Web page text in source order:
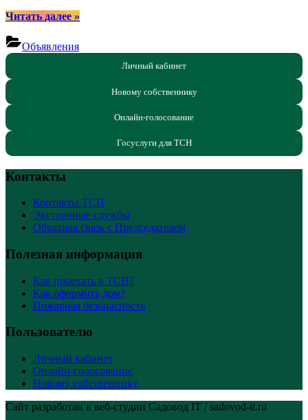
Читать далее“Добро
новый
»
Объявления
Личный кабинет
Новому собственнику
Онлайн-голосование
Госуслуги для ТСН
Контакты
Контакты ТСН
Экстренные службы
Обратная связь с Председателем
Полезная информация
Как проехать в ТСН?
Как оформить дом?
Пожарная безопасность
Пользователю
Личный кабинет
Онлайн-голосование
Новому собственнику
Сайт разработан в веб-студии Садовод IT / sadovod-it.ru